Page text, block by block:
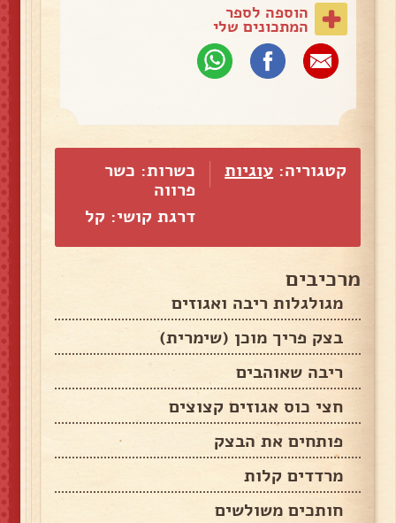
הוספה לספר
המתכונים שלי
קטגוריה: עוגיות
כשרות: כשר
פרווה
דרגת קושי: קל
מרכיבים
מגולגלות ריבה ואגוזים
בצק פריך מוכן (שימרית)
ריבה שאוהבים
חצי כוס אגוזים קצוצים
פותחים את הבצק
מרדדים קלות
חותכים משולשים